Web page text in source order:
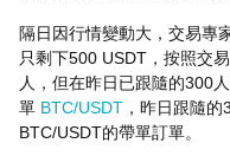
隔日因行情變動大，交易專
只剩下500 USDT，按照交
人，但在昨日已跟隨的300
單 BTC/USDT ，昨日跟隨
BTC/USDT的帶單訂單。